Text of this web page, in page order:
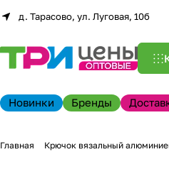
д. Тарасово, ул. Луговая, 10б
Новинки Бренды
Главная Крючок вязальный